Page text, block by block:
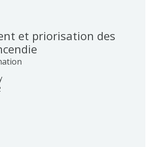
et priorisation des